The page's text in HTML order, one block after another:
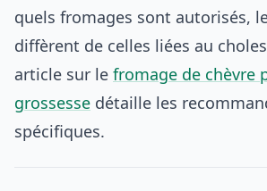
quels fromages sont autorisés,
diffèrent de celles liées au
article sur le fromage de chèvre
grossesse détaille les
spécifiques.